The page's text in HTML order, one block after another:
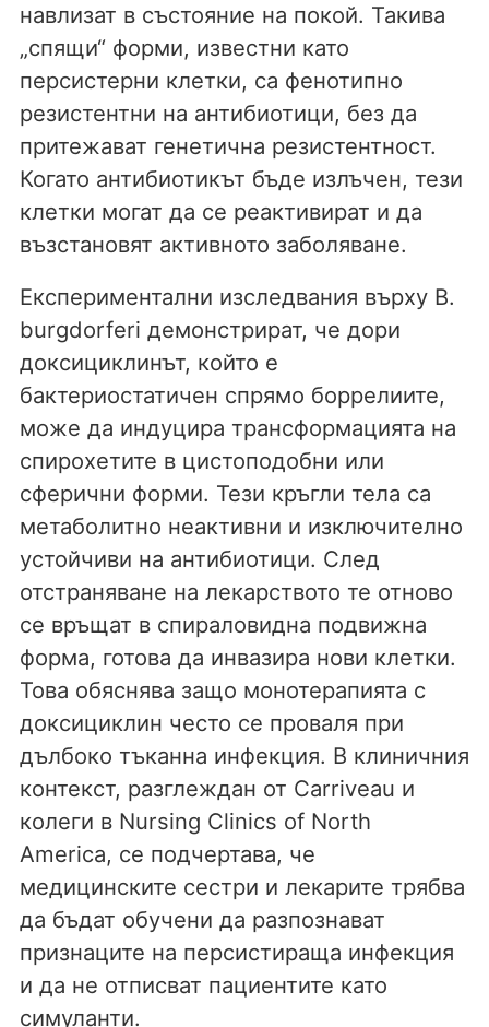
навлизат в състояние на покой. Такива
„спящи“ форми, известни като
персистерни клетки, са фенотипно
резистентни на антибиотици, без да
притежават генетична резистентност.
Когато антибиотикът бъде излъчен, тези
клетки могат да се реактивират и да
възстановят активното заболяване.
Експериментални изследвания върху B.
burgdorferi демонстрират, че дори
доксициклинът, който е
бактериостатичен спрямо боррелиите,
може да индуцира трансформацията на
спирохетите в цистоподобни или
сферични форми. Тези кръгли тела са
метаболитно неактивни и изключително
устойчиви на антибиотици. След
отстраняване на лекарството те отново
се връщат в спираловидна подвижна
форма, готова да инвазира нови клетки.
Това обяснява защо монотерапията с
доксициклин често се проваля при
дълбоко тъканна инфекция. В клиничния
контекст, разглеждан от Carriveau и
колеги в Nursing Clinics of North
America, се подчертава, че
медицинските сестри и лекарите трябва
да бъдат обучени да разпознават
признаците на персистираща инфекция
и да не отписват пациентите като
симуланти.